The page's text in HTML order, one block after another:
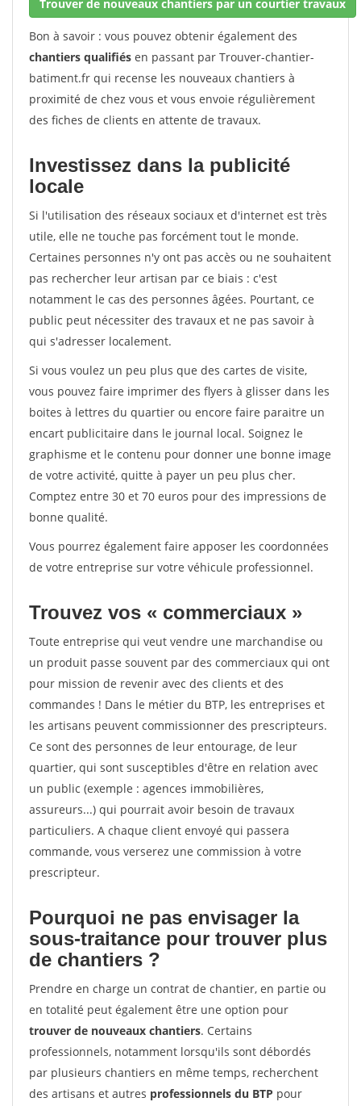
Trouver de nouveaux chantiers par un courtier travaux
Bon à savoir : vous pouvez obtenir également des
chantiers qualifiés en passant par Trouver-chantier-
batiment.fr qui recense les nouveaux chantiers à
proximité de chez vous et vous envoie régulièrement
des fiches de clients en attente de travaux.
Investissez dans la publicité
locale
Si l'utilisation des réseaux sociaux et d'internet est très
utile, elle ne touche pas forcément tout le monde.
Certaines personnes n'y ont pas accès ou ne souhaitent
pas rechercher leur artisan par ce biais : c'est
notamment le cas des personnes âgées. Pourtant, ce
public peut nécessiter des travaux et ne pas savoir à
qui s'adresser localement.
Si vous voulez un peu plus que des cartes de visite,
vous pouvez faire imprimer des flyers à glisser dans les
boites à lettres du quartier ou encore faire paraitre un
encart publicitaire dans le journal local. Soignez le
graphisme et le contenu pour donner une bonne image
de votre activité, quitte à payer un peu plus cher.
Comptez entre 30 et 70 euros pour des impressions de
bonne qualité.
Vous pourrez également faire apposer les coordonnées
de votre entreprise sur votre véhicule professionnel.
Trouvez vos « commerciaux »
Toute entreprise qui veut vendre une marchandise ou
un produit passe souvent par des commerciaux qui ont
pour mission de revenir avec des clients et des
commandes ! Dans le métier du BTP, les entreprises et
les artisans peuvent commissionner des prescripteurs.
Ce sont des personnes de leur entourage, de leur
quartier, qui sont susceptibles d'être en relation avec
un public (exemple : agences immobilières,
assureurs...) qui pourrait avoir besoin de travaux
particuliers. A chaque client envoyé qui passera
commande, vous verserez une commission à votre
prescripteur.
Pourquoi ne pas envisager la
sous-traitance pour trouver plus
de chantiers ?
Prendre en charge un contrat de chantier, en partie ou
en totalité peut également être une option pour
trouver de nouveaux chantiers. Certains
professionnels, notamment lorsqu'ils sont débordés
par plusieurs chantiers en même temps, recherchent
des artisans et autres professionnels du BTP pour